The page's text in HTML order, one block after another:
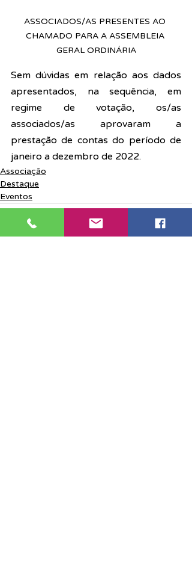
ASSOCIADOS/AS PRESENTES AO
CHAMADO PARA A ASSEMBLEIA
GERAL ORDINÁRIA
Sem dúvidas em relação aos dados
apresentados, na sequência, em
regime de votação, os/as
associados/as aprovaram a
prestação de contas do período de
janeiro a dezembro de 2022.
Associação
Destaque
Eventos